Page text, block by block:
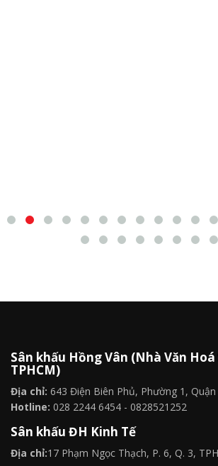
Sân khấu Hồng Vân (Nhà Văn Hoá
TPHCM)
Địa chỉ: 643 Điện Biên Phủ, Phường 1, Quận
Hotline: 028 2244 6454 - 0828521252
Sân khấu ĐH Kinh Tế
Địa chỉ:17 Phạm Ngọc Thạch, P. 6, Q. 3,